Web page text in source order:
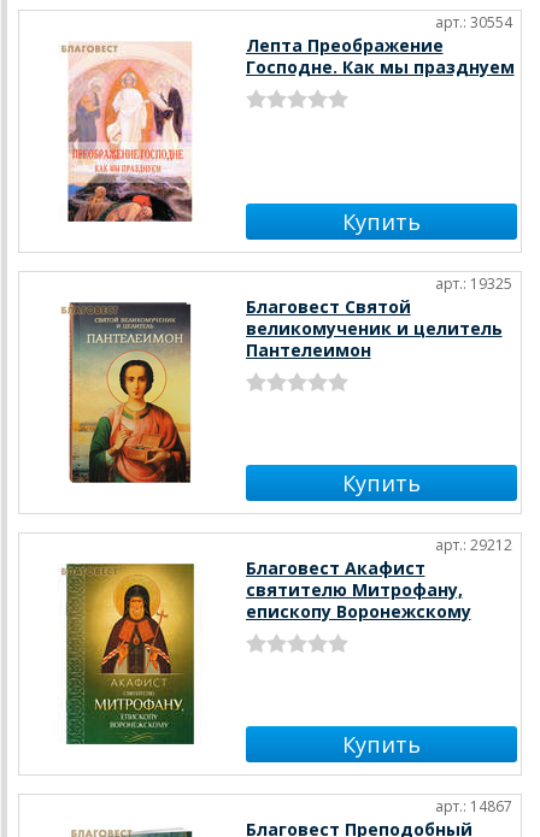
арт.: 30554
Лепта Преображение
Господне. Как мы празднуем
арт.: 19325
Благовест Святой
великомученик и целитель
Пантелеимон
арт.: 29212
Благовест Акафист
святителю Митрофану,
епископу Воронежскому
арт.: 14867
Благовест Преподобный